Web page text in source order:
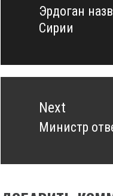
Previous
post:
Эрдоган
Сирии
Next
Next
Министр